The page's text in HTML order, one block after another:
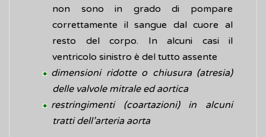
non sono in grado di pompare
correttamente il sangue dal cuore al
resto del corpo. In alcuni casi il
ventricolo sinistro è del tutto assente
dimensioni ridotte o chiusura (atresia)
delle valvole mitrale ed aortica
restringimenti (coartazioni) in alcuni
tratti dell’arteria aorta